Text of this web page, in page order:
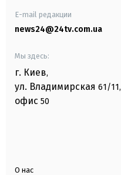
E-mail редакции
news24@24tv.com.ua
Мы здесь:
г. Киев,
ул. Владимирская 61/11,
офис 50
О нас